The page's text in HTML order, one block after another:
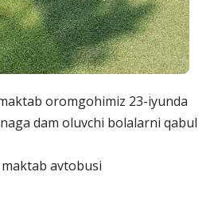
oromgohimiz 23-iyunda
dam oluvchi bolalarni qabul
avtobusi